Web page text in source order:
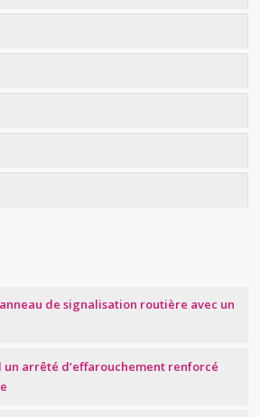
de signalisation routière avec un
un arrêté d’effarouchement renforcé